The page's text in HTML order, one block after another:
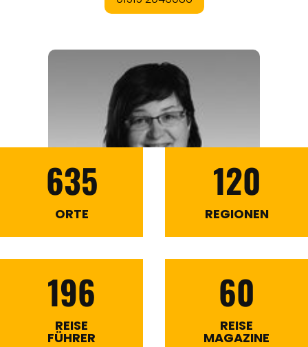
635
ORTE
120
REGIONEN
196
REISE
FÜHRER
60
REISE
MAGAZINE